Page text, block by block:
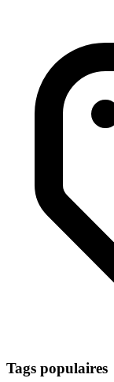
Tags populaires